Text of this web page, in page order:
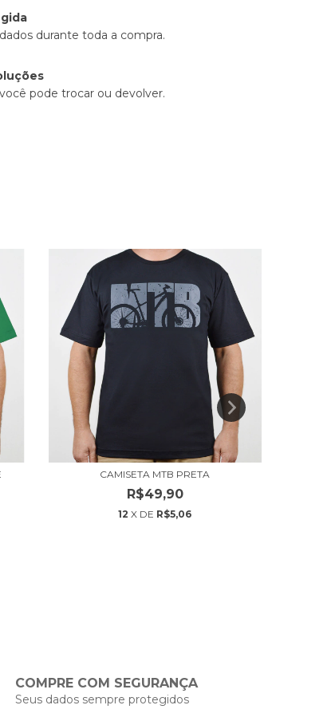
durante toda a compra.
pode trocar ou devolver.
CAMISETA MTB PRETA
R$49,90
12 X DE R$5,06
COMPRE COM SEGURANÇA
Seus dados sempre protegidos